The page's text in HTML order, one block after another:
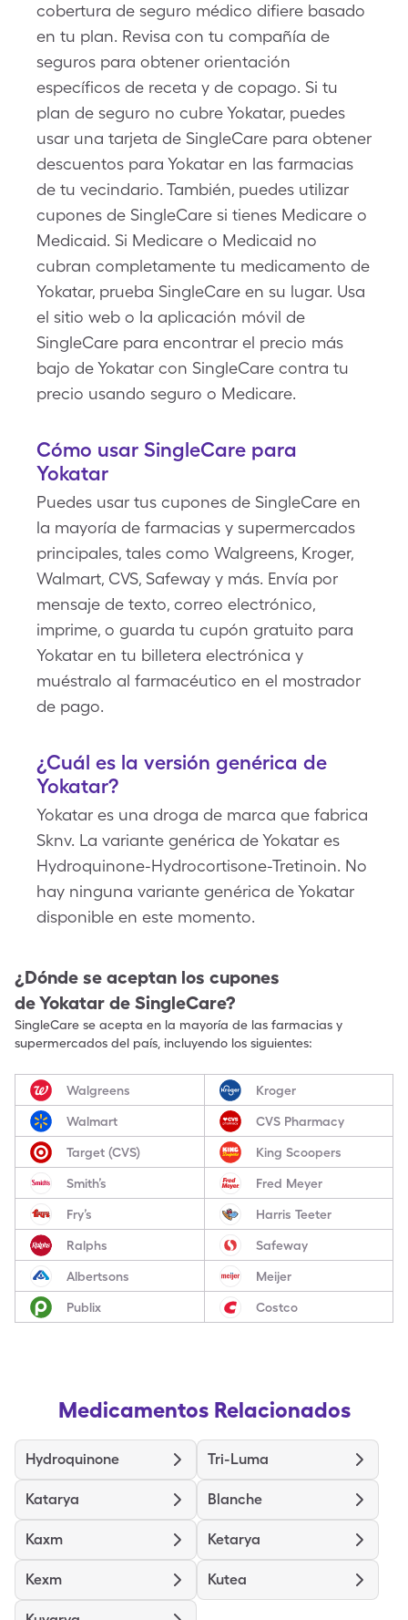
cobertura de seguro médico difiere basado
en tu plan. Revisa con tu compañía de
seguros para obtener orientación
específicos de receta y de copago. Si tu
plan de seguro no cubre Yokatar, puedes
usar una tarjeta de SingleCare para obtener
descuentos para Yokatar en las farmacias
de tu vecindario. También, puedes utilizar
cupones de SingleCare si tienes Medicare o
Medicaid. Si Medicare o Medicaid no
cubran completamente tu medicamento de
Yokatar, prueba SingleCare en su lugar. Usa
el sitio web o la aplicación móvil de
SingleCare para encontrar el precio más
bajo de Yokatar con SingleCare contra tu
precio usando seguro o Medicare.
Cómo usar SingleCare para
Yokatar
Puedes usar tus cupones de SingleCare en
la mayoría de farmacias y supermercados
principales, tales como Walgreens, Kroger,
Walmart, CVS, Safeway y más. Envía por
mensaje de texto, correo electrónico,
imprime, o guarda tu cupón gratuito para
Yokatar en tu billetera electrónica y
muéstralo al farmacéutico en el mostrador
de pago.
¿Cuál es la versión genérica de
Yokatar?
Yokatar es una droga de marca que fabrica
Sknv. La variante genérica de Yokatar es
Hydroquinone-Hydrocortisone-Tretinoin. No
hay ninguna variante genérica de Yokatar
disponible en este momento.
¿Dónde se aceptan los cupones
deYokatar de SingleCare?
SingleCare se acepta en la mayoría de las farmacias y
supermercados del país, incluyendo los siguientes:
Walgreens Kroger
Walmart CVS Pharmacy
Target (CVS) King Scoopers
Smith’s Fred Meyer
Fry’s Harris Teeter
Ralphs Safeway
Albertsons Meijer
Publix Costco
Medicamentos Relacionados
Hydroquinone Tri-Luma
Katarya Blanche
Kaxm Ketarya
Kexm Kutea